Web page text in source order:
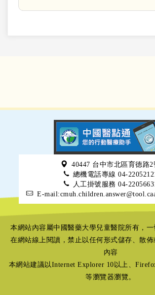
40447 台中市北區育德路2
總機電話專線 04-
人工掛號服務 04-
E-
本網站內容屬中國醫藥大學兒童醫院所有，
在網站線上閱讀，禁止以任何形式儲存、散
內容
本網站建議以Internet Explorer 10以上、
等瀏覽器瀏覽。